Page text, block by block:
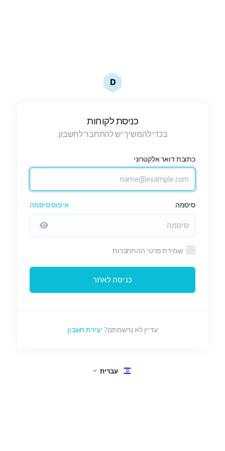
D
כניסת לקוחות
בכדי להמשיך יש להתחבר לחשבון.
כתובת דואר אלקטרוני
סיסמה איפוס סיסמה
שמירת פרטי ההתחברות
כניסה לאתר
עדיין לא נרשמתם?יצירת חשבון
עברית